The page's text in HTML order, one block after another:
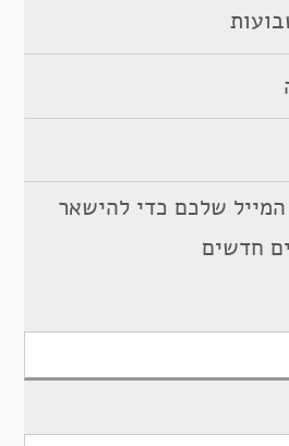
שלכם כדי להישאר
חדשים